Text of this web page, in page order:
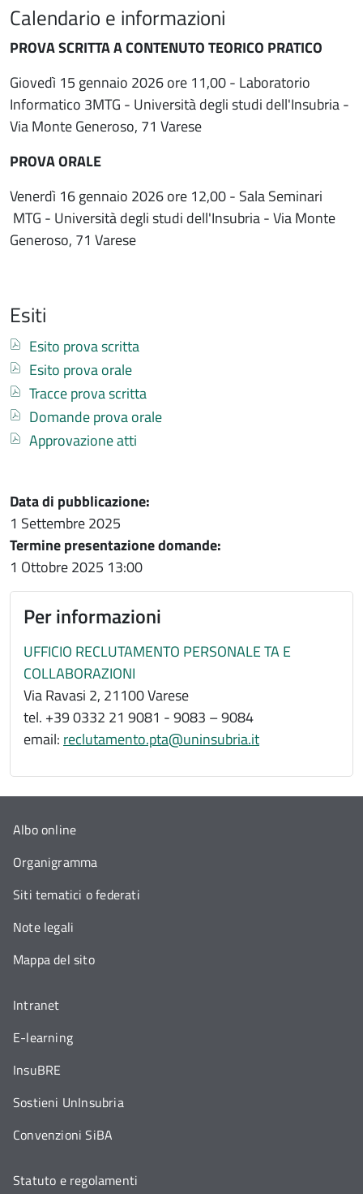
Calendario e info
Calendario e informazioni
PROVA SCRITTA A CONTENUTO TEORICO PRATICO
Giovedì 15 gennaio 2026 ore 11,00 - Laboratorio
Informatico 3MTG - Università degli studi dell'Insubria -
Via Monte Generoso, 71 Varese
PROVA ORALE
Venerdì 16 gennaio 2026 ore 12,00 - Sala Seminari
MTG - Università degli studi dell'Insubria - Via Monte
Generoso, 71 Varese
Esiti
Documento
Esito prova scritta
Documento
Esito prova orale
Documento
Tracce prova scritta
Documento
Domande prova orale
Documento
Approvazione atti
Data di pubblicazione:
1 Settembre 2025
Termine presentazione domande:
1 Ottobre 2025 13:00
Per informazioni
UFFICIO RECLUTAMENTO PERSONALE TA E
COLLABORAZIONI
Via Ravasi 2, 21100 Varese
tel. +39 0332 21 9081 - 9083 – 9084
email: reclutamento.pta@uninsubria.it
Albo online
Organigramma
Siti tematici o federati
Note legali
Mappa del sito
Intranet
E-learning
InsuBRE
Sostieni UnInsubria
Convenzioni SiBA
Statuto e regolamenti